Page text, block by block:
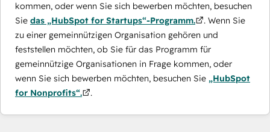
kommen, oder wenn Sie sich bewerben möchten, besuchen
Sie das „HubSpot for Startups“-Programm.
. Wenn Sie
zu einer gemeinnützigen Organisation gehören und
feststellen möchten, ob Sie für das Programm für
gemeinnützige Organisationen in Frage kommen, oder
wenn Sie sich bewerben möchten, besuchen Sie „HubSpot
for Nonprofits“.
.